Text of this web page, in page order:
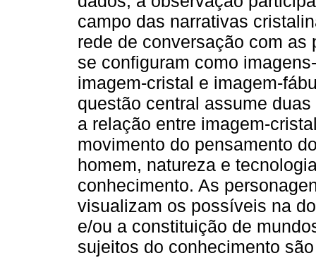
campo das narrativas
rede de conversação com
se configuram como
imagem-cristal e imagem-
questão central assume
a relação entre imagem-
movimento do pensamento
homem, natureza e
conhecimento. As
visualizam os possíveis na
e/ou a constituição de
sujeitos do conhecimento